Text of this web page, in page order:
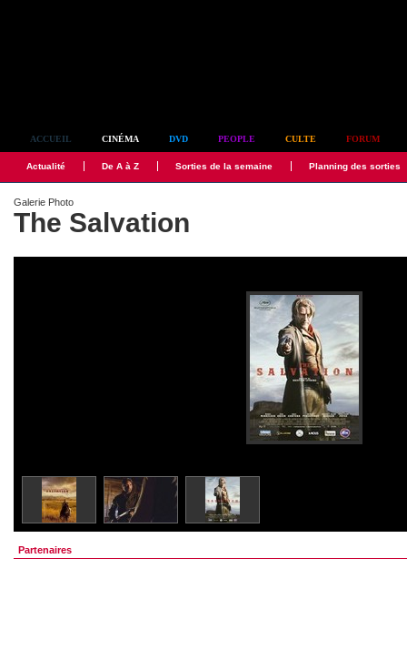
ACCUEIL CINÉMA DVD PEOPLE CULTE FORUM
Actualité De A à Z Sorties de la semaine Planning des sorties
Galerie Photo
The Salvation
Partenaires